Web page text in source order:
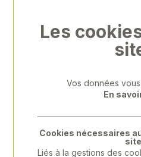
Les
Vos données
En
Cookies nécessaires
site
Liés à la gestions des